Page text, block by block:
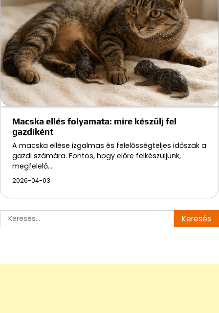
Macska ellés folyamata: mire készülj fel
gazdiként
A macska ellése izgalmas és felelősségteljes időszak a
gazdi számára. Fontos, hogy előre felkészüljünk,
megfelelő…
2026-04-03
Keresés: